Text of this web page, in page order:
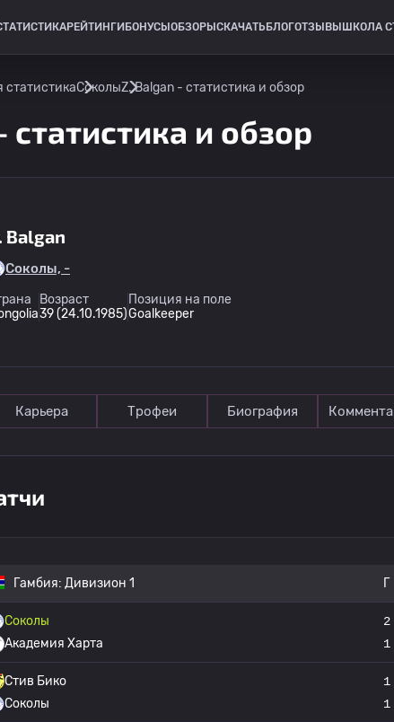
РЕЙТИНГИ БОНУСЫ ОБЗОРЫ СКАЧАТЬ БЛОГОТЗЫВЫ ШКОЛА
статистикаСоколыZ. Balgan - статистика и обзор
статистика и обзор
Balgan
Соколы, -
Возраст
39 (24.10.1985)
Позиция на поле
Goalkeeper
Карьера Трофеи Биография
Гамбия: Дивизион 1 Г
Соколы
Академия Харта
2
1
Стив Бико
Соколы
1
1